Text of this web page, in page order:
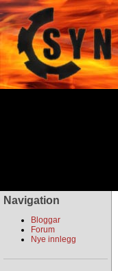
Navigation
Bloggar
Forum
Nye innlegg